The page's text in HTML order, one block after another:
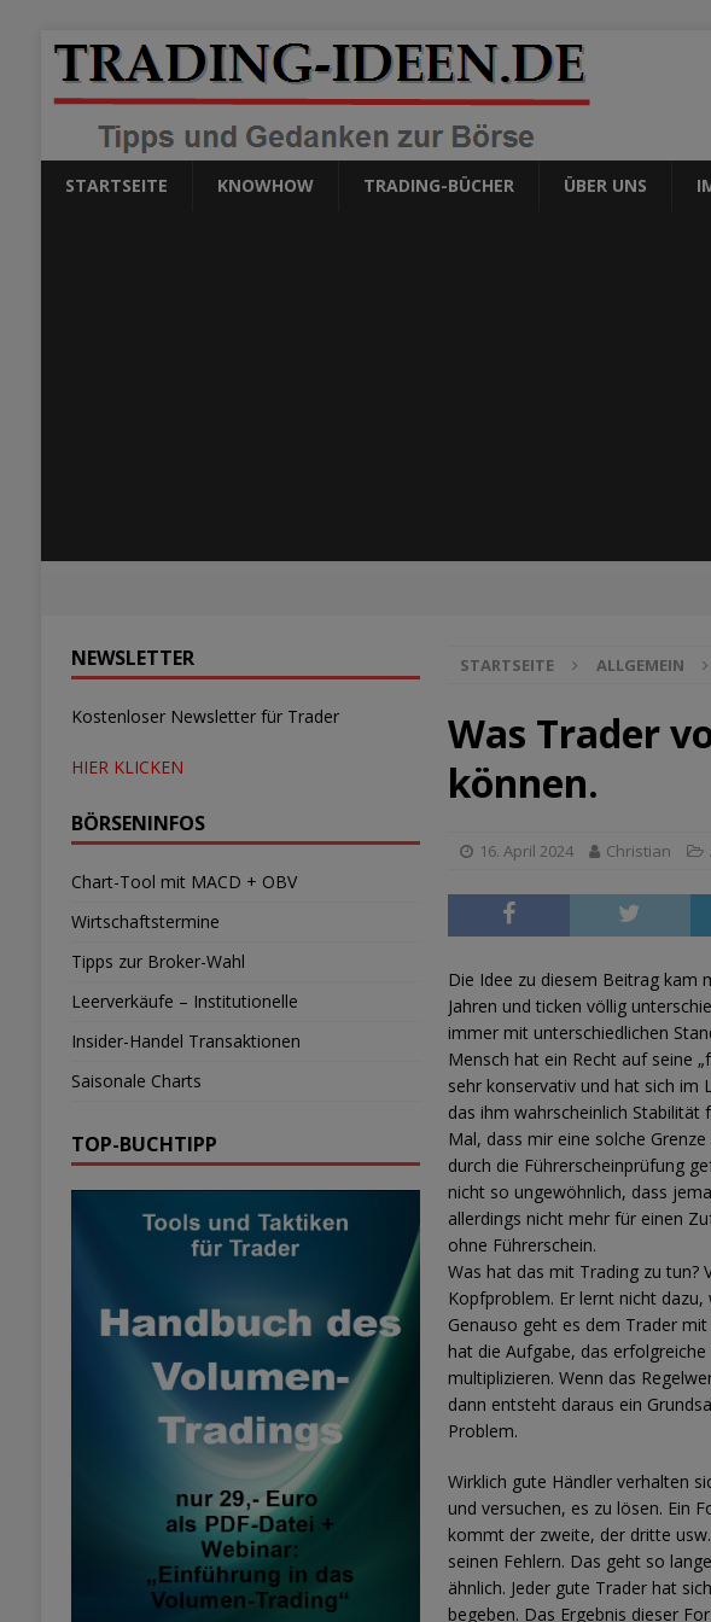
STARTSEITE KNOWHOW TRADING-BÜCHER ÜBER UNS
STARTSEITE ALLGEMEIN
Was Trader
können.
16. April 2024 Christian
Die Idee zu diesem Beitrag kam
Jahren und ticken völlig
immer mit unterschiedlichen
Mensch hat ein Recht auf seine
sehr konservativ und hat sich im
das ihm wahrscheinlich Stabilität
Mal, dass mir eine solche
durch die Führerscheinprüfung
nicht so ungewöhnlich, dass
allerdings nicht mehr für einen
ohne Führerschein.
Was hat das mit Trading zu tun?
Kopfproblem. Er lernt nicht
Genauso geht es dem Trader
hat die Aufgabe, das
multiplizieren. Wenn das
dann entsteht daraus ein
Problem.
Wirklich gute Händler verhalten
und versuchen, es zu lösen. Ein
kommt der zweite, der dritte
seinen Fehlern. Das geht so
ähnlich. Jeder gute Trader hat
begeben. Das Ergebnis dieser
NEWSLETTER
Kostenloser Newsletter für Trader
HIER KLICKEN
BÖRSENINFOS
Chart-Tool mit MACD + OBV
Wirtschaftstermine
Tipps zur Broker-Wahl
Leerverkäufe – Institutionelle
Insider-Handel Transaktionen
Saisonale Charts
TOP-BUCHTIPP